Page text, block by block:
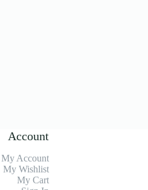
Account
My Account
My Wishlist
My Cart